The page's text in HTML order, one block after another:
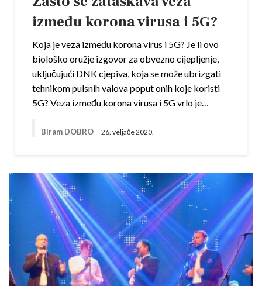
između korona virusa i 5G?
Koja je veza između korona virus i 5G? Je li ovo
biološko oružje izgovor za obvezno cijepljenje,
uključujući DNK cjepiva, koja se može ubrizgati
tehnikom pulsnih valova poput onih koje koristi
5G? Veza između korona virusa i 5G vrlo je…
Biram DOBRO 26. veljače 2020.